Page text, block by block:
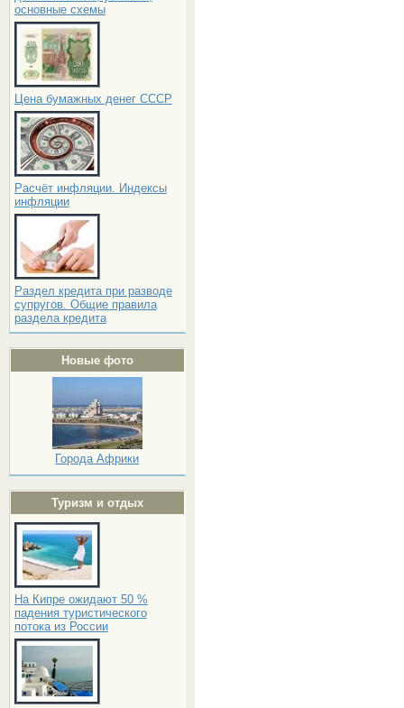
основные схемы
Цена бумажных денег СССР
Расчёт инфляции. Индексы
инфляции
Раздел кредита при разводе
супругов. Общие правила
раздела кредита
Новые фото
Города Африки
Туризм и отдых
На Кипре ожидают 50 %
падения туристического
потока из России